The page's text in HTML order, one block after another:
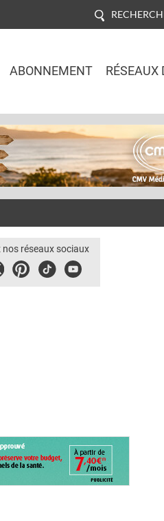
ABONNEMENT RÉSEAUX
nos réseaux sociaux
Pinterest
TiktokYoubute